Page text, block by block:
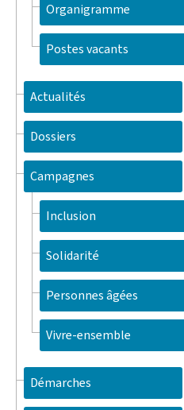
Organigramme
Postes vacants
Actualités
Dossiers
Campagnes
Inclusion
Solidarité
Personnes âgées
Vivre-ensemble
Démarches